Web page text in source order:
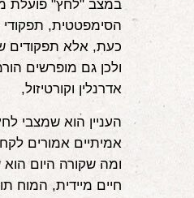
במצב "לחץ" פועלת
הסימפטטית,
כעת, אלא תפקודים
ולכן גם מופרשים
אדרנלין וקורטיזול,
העניין הוא שמצבי
אמיתיים אמורים
ומה שקורה היום
חיים מיידית, המוח